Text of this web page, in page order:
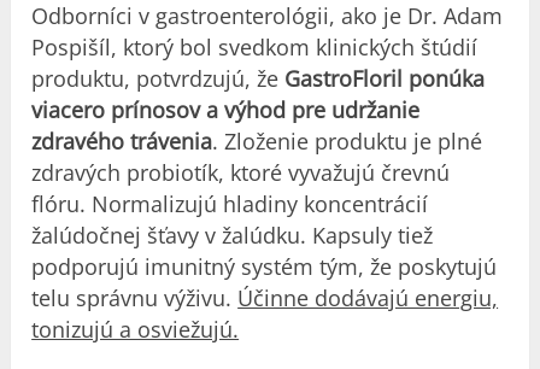
Odborníci v gastroenterológii, ako je Dr. Adam
Pospišíl, ktorý bol svedkom klinických štúdií
produktu, potvrdzujú, že GastroFloril ponúka
viacero prínosov a výhod pre udržanie
zdravého trávenia. Zloženie produktu je plné
zdravých probiotík, ktoré vyvažujú črevnú
flóru. Normalizujú hladiny koncentrácií
žalúdočnej šťavy v žalúdku. Kapsuly tiež
podporujú imunitný systém tým, že poskytujú
telu správnu výživu. Účinne dodávajú energiu,
tonizujú a osviežujú.